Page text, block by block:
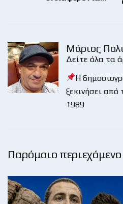
Μάριος
Δείτε όλα τα
Η
ξεκινήσει
1989
Παρόμοιο